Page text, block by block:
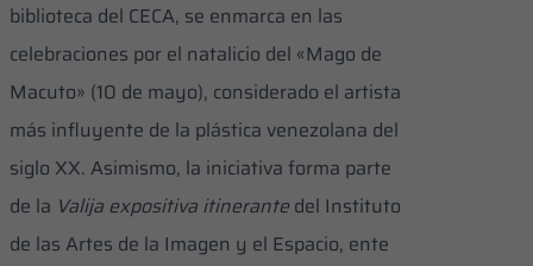
biblioteca del CECA, se enmarca en las
celebraciones por el natalicio del «Mago de
Macuto» (10 de mayo), considerado el artista
más influyente de la plástica venezolana del
siglo XX. Asimismo, la iniciativa forma parte
de la Valija expositiva itinerantedel Instituto
de las Artes de la Imagen y el Espacio, ente